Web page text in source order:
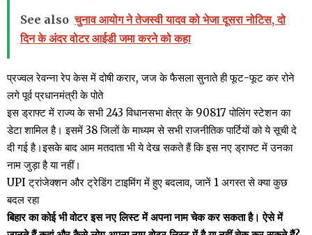
See also चुनाव आयोग ने तेजस्वी यादव को भेजा दूसरा नोटिस, दो
दिन के अंदर वोटर आईडी जमा करने को कहा
प्रज्वल रेवन्ना रेप केस में दोषी करार, जज के फैसला सुनाते ही फूट-फूट कर रोने
लगे पूर्व प्रधानमंत्री के पोते
इस ड्राफ्ट में राज्य के सभी 243 विधानसभा क्षेत्र के 90817 पोलिंग स्टेशन का
डेटा शामिल है। इसमें 38 जिलों के माध्यम से सभी राजनीतिक पार्टियों को ये सूची दे
दी गई है।इसके बाद आम मतदाता भी ये देख सकते हैं कि इस नए ड्राफ्ट में उनका
नाम जुड़ा है या नहीं।
UPI ट्रांजेक्शन और ट्रेडिंग टाइमिंग में हुए बदलाव, जानें 1 अगस्त से क्या कुछ
बदल रहा
बिहार का कोई भी वोटर इस नए लिस्ट में अपना नाम चेक कर सकता है। ऐसे में